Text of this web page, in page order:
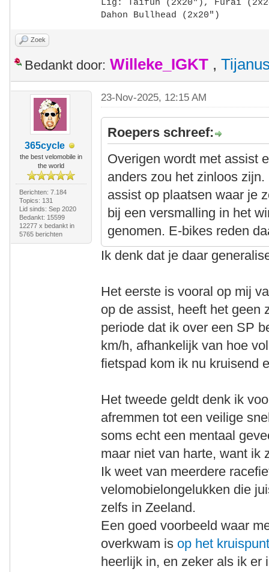
Lig: Taifun (2x20"), Furai
Dahon Bullhead (2x20")
Zoek
Bedankt door: Willeke_IGKT ,
365cycle
the best velomobile in
the world
Berichten: 7.184
Topics: 131
Lid sinds: Sep 2020
Bedankt: 15599
12277 x bedankt in
5765 berichten
23-Nov-2025, 12:15 AM
Roepers schreef:
Overigen wordt met assist
anders zou het zinloos
assist op plaatsen waar je
bij een versmalling in het
genomen. E-bikes reden
Ik denk dat je daar
Het eerste is vooral op mij
op de assist, heeft het geen
periode dat ik over een SP
km/h, afhankelijk van hoe
fietspad kom ik nu kruisend
Het tweede geldt denk ik
afremmen tot een veilige
soms echt een mentaal
maar niet van harte, want ik
Ik weet van meerdere
velomobielongelukken die
zelfs in Zeeland.
Een goed voorbeeld waar
overkwam is op het
heerlijk in, en zeker als ik er